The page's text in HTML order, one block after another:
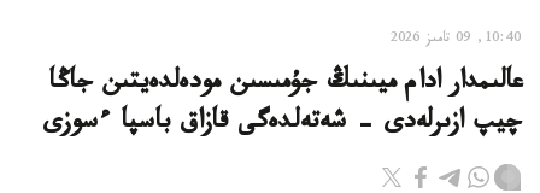
10:40, 09 تامىز 2026
عالىمدار ادام ميىنىڭ جۇمىسىن مودەلدەيتىن جاڭا
چيپ ازىرلەدى - شەتەلدەگى قازاق باسپا ءسوزى